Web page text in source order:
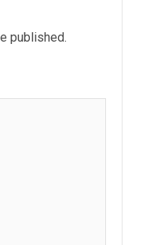
published.